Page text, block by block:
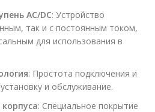
AC/DC: Устройство
так и с постоянным током,
для использования в
: Простота подключения и
и обслуживание.
: Специальное покрытие